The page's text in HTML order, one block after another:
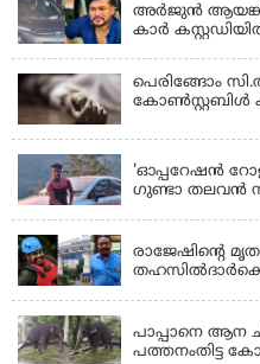
അർജുൻ ആയങ്കി
കാർ
പെരിങ്ങോം
കോൺസ്റ്റബിൾ
'ഓപ്പറേഷൻ
ഗുണ്ടാ തലവൻ
രാജേഷിന്റെ
പാപ്പാനെ ആന
പത്തനംതിട്ട